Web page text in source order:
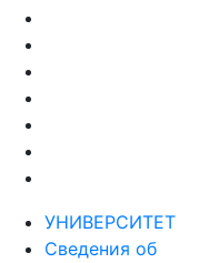
УНИВЕРСИТЕТ
Сведения об